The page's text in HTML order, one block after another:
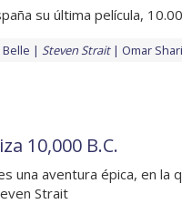
su última película,
Belle Steven Strait Omar
10,000 B.C.
una aventura épica, en la
Strait